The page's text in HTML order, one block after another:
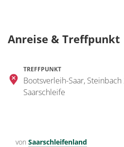
Anreise & Treffpunkt
TREFFPUNKT
Bootsverleih-Saar,
Saarschleife
von Saarschleifenland